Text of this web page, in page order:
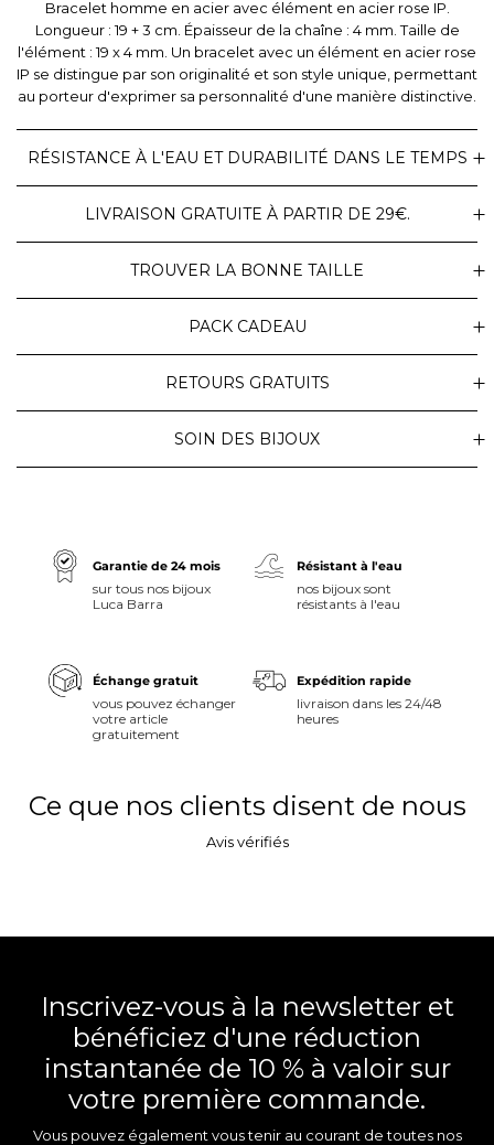
Bracelet homme en acier avec élément en acier rose IP.
Longueur : 19 + 3 cm. Épaisseur de la chaîne : 4 mm. Taille de
l'élément : 19 x 4 mm. Un bracelet avec un élément en acier rose
IP se distingue par son originalité et son style unique, permettant
au porteur d'exprimer sa personnalité d'une manière distinctive.
RÉSISTANCE À L'EAU ET DURABILITÉ DANS LE TEMPS
LIVRAISON GRATUITE À PARTIR DE 29€.
TROUVER LA BONNE TAILLE
PACK CADEAU
RETOURS GRATUITS
SOIN DES BIJOUX
Garantie de 24 mois
sur tous nos bijoux
Luca Barra
Résistant à l'eau
nos bijoux sont
résistants à l'eau
Échange gratuit
vous pouvez échanger
votre article
gratuitement
Expédition rapide
livraison dans les 24/48
heures
Ce que nos clients disent de nous
Avis vérifiés
Inscrivez-vous à la newsletter et
bénéficiez d'une réduction
instantanée de 10 % à valoir sur
votre première commande.
Vous pouvez également vous tenir au courant de toutes nos